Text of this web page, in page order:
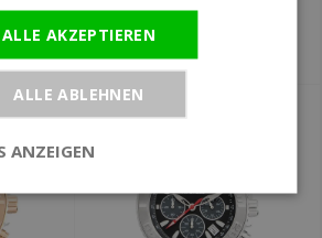
42 mm
€549
SALE
ALLE AKZEPTIEREN
ALLE ABLEHNEN
ANZEIGEN